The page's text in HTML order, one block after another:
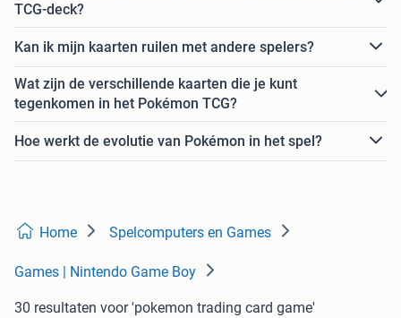
TCG-deck?
Kan ik mijn kaarten ruilen met andere spelers?
Wat zijn de verschillende kaarten die je kunt
tegenkomen in het Pokémon TCG?
Hoe werkt de evolutie van Pokémon in het spel?
Home Spelcomputers en Games
Games | Nintendo Game Boy
30 resultaten voor 'pokemon trading card game'